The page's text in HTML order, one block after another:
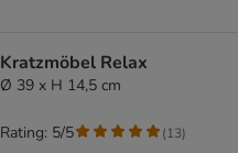
Kratzmöbel Relax
Ø 39 x H 14,5 cm
Rating: 5/5 (13)